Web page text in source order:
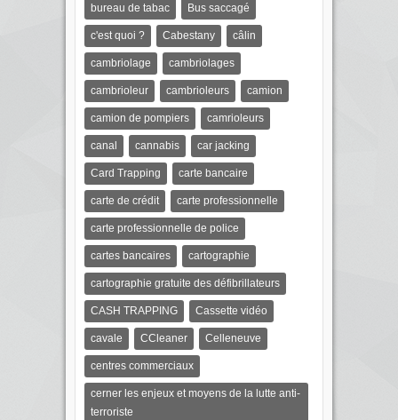
bureau de tabac Bus saccagé
c'est quoi ? Cabestany câlin
cambriolage cambriolages
cambrioleur cambrioleurs camion
camion de pompiers camrioleurs
canal cannabis car jacking
Card Trapping carte bancaire
carte de crédit carte professionnelle
carte professionnelle de police
cartes bancaires cartographie
cartographie gratuite des défibrillateurs
CASH TRAPPING Cassette vidéo
cavale CCleaner Celleneuve
centres commerciaux
cerner les enjeux et moyens de la lutte anti-
terroriste